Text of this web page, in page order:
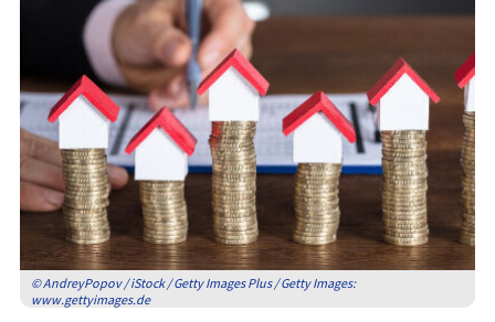
© AndreyPopov / iStock / Getty Images Plus / Getty Images:
www.gettyimages.de